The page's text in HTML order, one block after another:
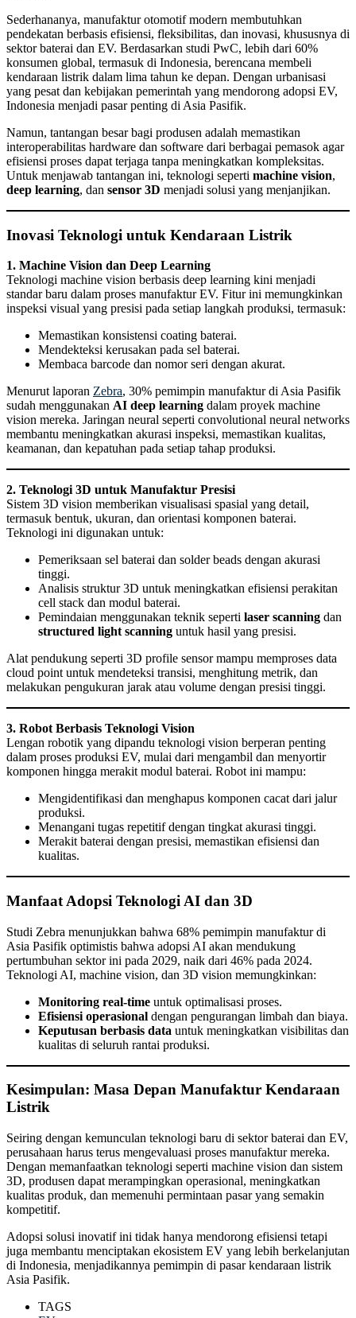
Sederhananya, manufaktur otomotif modern membutuhkan
pendekatan berbasis efisiensi, fleksibilitas, dan inovasi, khususnya di
sektor baterai dan EV. Berdasarkan studi PwC, lebih dari 60%
konsumen global, termasuk di Indonesia, berencana membeli
kendaraan listrik dalam lima tahun ke depan. Dengan urbanisasi
yang pesat dan kebijakan pemerintah yang mendorong adopsi EV,
Indonesia menjadi pasar penting di Asia Pasifik.
Namun, tantangan besar bagi produsen adalah memastikan
interoperabilitas hardware dan software dari berbagai pemasok agar
efisiensi proses dapat terjaga tanpa meningkatkan kompleksitas.
Untuk menjawab tantangan ini, teknologi seperti machine vision,
deep learning, dan sensor 3D menjadi solusi yang menjanjikan.
Inovasi Teknologi untuk Kendaraan Listrik
1. Machine Vision dan Deep Learning
Teknologi machine vision berbasis deep learning kini menjadi
standar baru dalam proses manufaktur EV. Fitur ini memungkinkan
inspeksi visual yang presisi pada setiap langkah produksi, termasuk:
Memastikan konsistensi coating baterai.
Mendekteksi kerusakan pada sel baterai.
Membaca barcode dan nomor seri dengan akurat.
Menurut laporan Zebra, 30% pemimpin manufaktur di Asia Pasifik
sudah menggunakan AI deep learning dalam proyek machine
vision mereka. Jaringan neural seperti convolutional neural networks
membantu meningkatkan akurasi inspeksi, memastikan kualitas,
keamanan, dan kepatuhan pada setiap tahap produksi.
2. Teknologi 3D untuk Manufaktur Presisi
Sistem 3D vision memberikan visualisasi spasial yang detail,
termasuk bentuk, ukuran, dan orientasi komponen baterai.
Teknologi ini digunakan untuk:
Pemeriksaan sel baterai dan solder beads dengan akurasi
tinggi.
Analisis struktur 3D untuk meningkatkan efisiensi perakitan
cell stack dan modul baterai.
Pemindaian menggunakan teknik seperti laser scanning dan
structured light scanning untuk hasil yang presisi.
Alat pendukung seperti 3D profile sensor mampu memproses data
cloud point untuk mendeteksi transisi, menghitung metrik, dan
melakukan pengukuran jarak atau volume dengan presisi tinggi.
3. Robot Berbasis Teknologi Vision
Lengan robotik yang dipandu teknologi vision berperan penting
dalam proses produksi EV, mulai dari mengambil dan menyortir
komponen hingga merakit modul baterai. Robot ini mampu:
Mengidentifikasi dan menghapus komponen cacat dari jalur
produksi.
Menangani tugas repetitif dengan tingkat akurasi tinggi.
Merakit baterai dengan presisi, memastikan efisiensi dan
kualitas.
Manfaat Adopsi Teknologi AI dan 3D
Studi Zebra menunjukkan bahwa 68% pemimpin manufaktur di
Asia Pasifik optimistis bahwa adopsi AI akan mendukung
pertumbuhan sektor ini pada 2029, naik dari 46% pada 2024.
Teknologi AI, machine vision, dan 3D vision memungkinkan:
Monitoring real-time untuk optimalisasi proses.
Efisiensi operasional dengan pengurangan limbah dan biaya.
Keputusan berbasis data untuk meningkatkan visibilitas dan
kualitas di seluruh rantai produksi.
Kesimpulan: Masa Depan Manufaktur Kendaraan
Listrik
Seiring dengan kemunculan teknologi baru di sektor baterai dan EV,
perusahaan harus terus mengevaluasi proses manufaktur mereka.
Dengan memanfaatkan teknologi seperti machine vision dan sistem
3D, produsen dapat merampingkan operasional, meningkatkan
kualitas produk, dan memenuhi permintaan pasar yang semakin
kompetitif.
Adopsi solusi inovatif ini tidak hanya mendorong efisiensi tetapi
juga membantu menciptakan ekosistem EV yang lebih berkelanjutan
di Indonesia, menjadikannya pemimpin di pasar kendaraan listrik
Asia Pasifik.
TAGS